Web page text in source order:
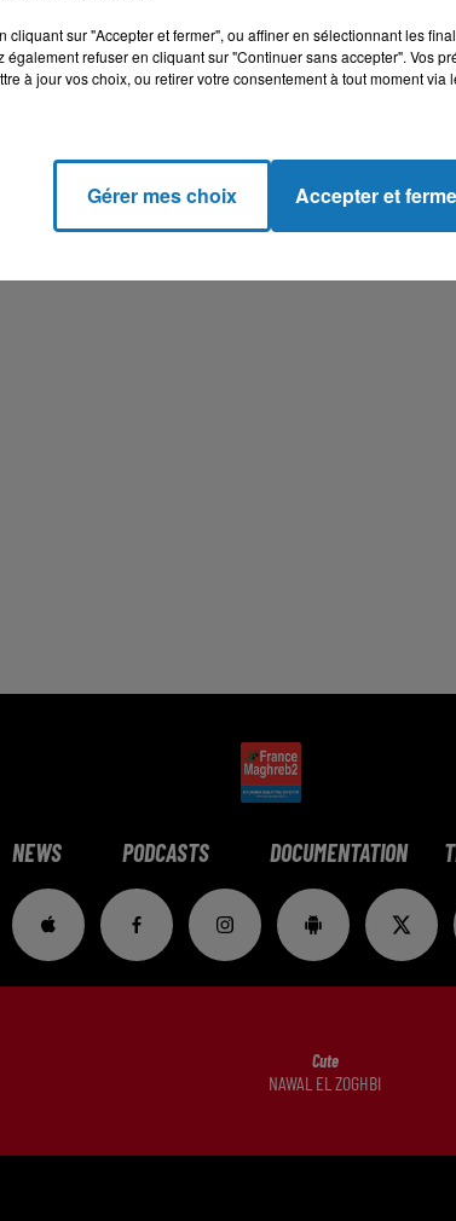
NEWS PODCASTS DOCUMENTATION
Cute
NAWAL EL ZOGHBI
cliquant sur "Accepter et fermer", ou affiner en sélectionnant les
également refuser en cliquant sur "Continuer sans accepter". Vos
à jour vos choix, ou retirer votre consentement à tout moment via
Gérer mes choix Accepter et